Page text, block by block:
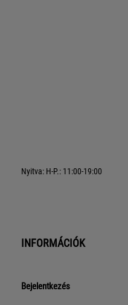
Nyitva: H-P.: 11:00-19:00
INFORMÁCIÓK
Bejelentkezés